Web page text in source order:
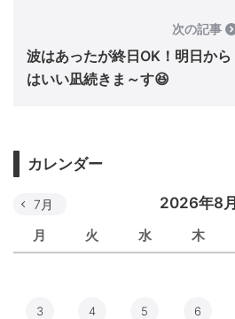
次の記事
波はあったが終日OK！明日から
はいい凪続きま～す😆
カレンダー
2026年8月
月 火 水 木
7月
3 4 5 6